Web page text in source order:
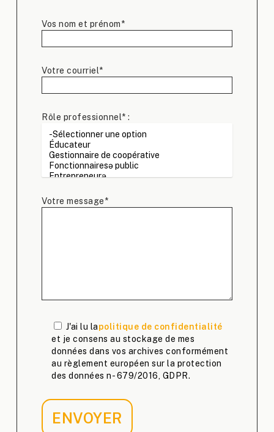
Vos nom et prénom*
Votre courriel*
Rôle professionnel* :
Votre message*
J'ai lu lapolitique de confidentialité
et je consens au stockage de mes
données dans vos archives conformément
au règlement européen sur la protection
des données n- 679/2016, GDPR.